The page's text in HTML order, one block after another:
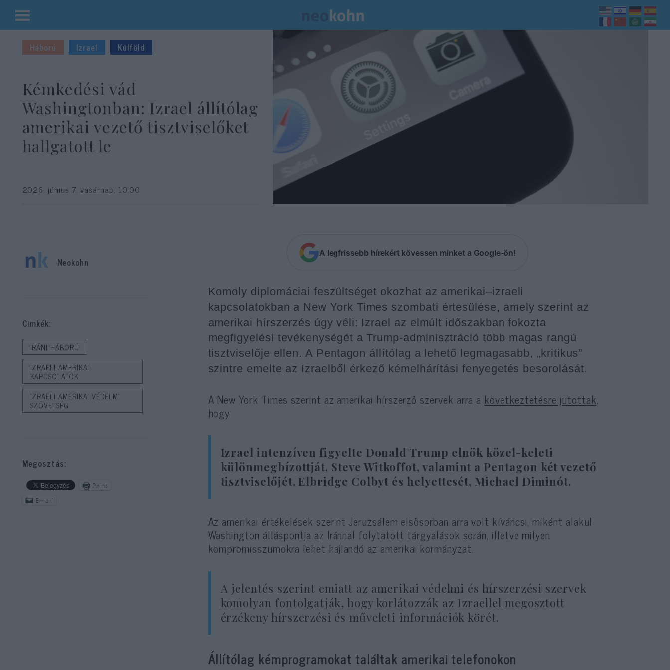
Kilépés
tartalomba
Háború Izrael Külföld
Kémkedési vád
Washingtonban: Izrael állítólag
amerikai vezető tisztviselőket
hallgatott le
2026. június 7. vasárnap, 10:00
A legfrissebb hírekért kövessen minket a Google-ön!
Komoly diplomáciai feszültséget okozhat az amerikai–izraeli
kapcsolatokban a New York Times szombati értesülése, amely szerint az
amerikai hírszerzés úgy véli: Izrael az elmúlt időszakban fokozta
megfigyelési tevékenységét a Trump-adminisztráció több magas rangú
tisztviselője ellen. A Pentagon állítólag a lehető legmagasabb, „kritikus”
szintre emelte az Izraelből érkező kémelhárítási fenyegetés besorolását.
A New York Times szerint az amerikai hírszerző szervek arra a következtetésre jutottak,
hogy
Izrael intenzíven figyelte Donald Trump elnök közel-keleti
különmegbízottját, Steve Witkoffot, valamint a Pentagon két vezető
tisztviselőjét, Elbridge Colbyt és helyettesét, Michael Diminót.
Az amerikai értékelések szerint Jeruzsálem elsősorban arra volt kíváncsi, miként alakul
Washington álláspontja az Iránnal folytatott tárgyalások során, illetve milyen
kompromisszumokra lehet hajlandó az amerikai kormányzat.
A jelentés szerint emiatt az amerikai védelmi és hírszerzési szervek
komolyan fontolgatják, hogy korlátozzák az Izraellel megosztott
érzékeny hírszerzési és műveleti információk körét.
Állítólag kémprogramokat találtak amerikai telefonokon
Neokohn
Cimkék:
IRÁNI HÁBORÚ
IZRAELI-AMERIKAI
KAPCSOLATOK
IZRAELI-AMERIKAI VÉDELMI
SZÖVETSÉG
Megosztás:
Print
Email